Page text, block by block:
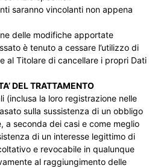
saranno vincolanti non appena
delle modifiche apportate
è tenuto a cessare l’utilizzo di
al Titolare di cancellare i propri Dati
DEL TRATTAMENTO
(inclusa la loro registrazione nelle
sulla sussistenza di un obbligo
a seconda dei casi e come meglio
di un interesse legittimo di
e revocabile in qualunque
al raggiungimento delle